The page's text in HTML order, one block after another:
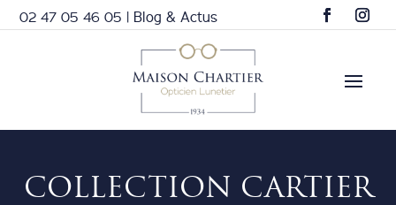
02 47 05 46 05 | Blog & Actus
COLLECTION CARTIER